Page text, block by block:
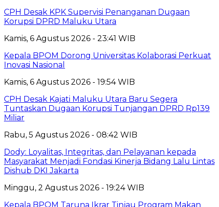
CPH Desak KPK Supervisi Penanganan Dugaan
Korupsi DPRD Maluku Utara
Kamis, 6 Agustus 2026 - 23:41 WIB
Kepala BPOM Dorong Universitas Kolaborasi Perkuat
Inovasi Nasional
Kamis, 6 Agustus 2026 - 19:54 WIB
CPH Desak Kajati Maluku Utara Baru Segera
Tuntaskan Dugaan Korupsi Tunjangan DPRD Rp139
Miliar
Rabu, 5 Agustus 2026 - 08:42 WIB
Dody: Loyalitas, Integritas, dan Pelayanan kepada
Masyarakat Menjadi Fondasi Kinerja Bidang Lalu Lintas
Dishub DKI Jakarta
Minggu, 2 Agustus 2026 - 19:24 WIB
Kepala BPOM Taruna Ikrar Tinjau Program Makan